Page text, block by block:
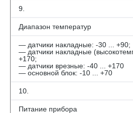
9.
Диапазон температур
— датчики накладные: -30 ... +90;
— датчики накладные
+170;
— датчики врезные: -40 ... +170
— основной блок: -10 ... +70
10.
Питание прибора